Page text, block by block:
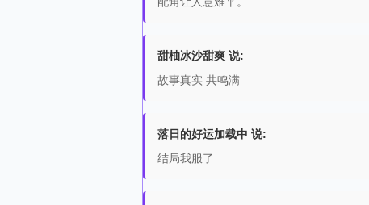
甜柚冰沙甜爽 说:
故事真实 共鸣满
落日的好运加载中 说:
结局我服了